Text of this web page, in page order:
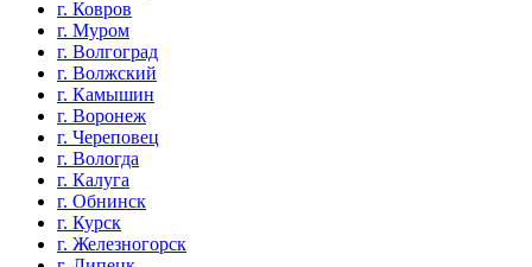
г. Ковров
г. Муром
г. Волгоград
г. Волжский
г. Камышин
г. Воронеж
г. Череповец
г. Вологда
г. Калуга
г. Обнинск
г. Курск
г. Железногорск